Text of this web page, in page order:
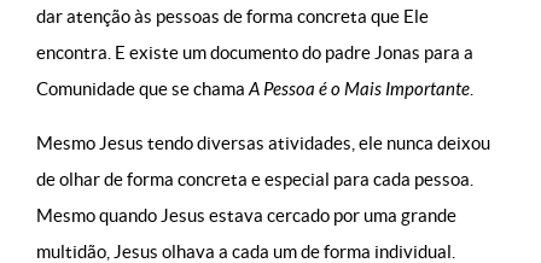
dar atenção às pessoas de forma concreta que Ele
encontra. E existe um documento do padre Jonas para a
Comunidade que se chama A Pessoa é o Mais Importante
Mesmo Jesus tendo diversas atividades, ele nunca deixou
de olhar de forma concreta e especial para cada pessoa.
Mesmo quando Jesus estava cercado por uma grande
multidão, Jesus olhava a cada um de forma individual.